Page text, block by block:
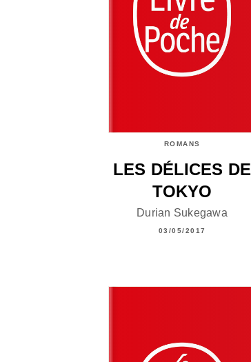
ROMANS
LES DÉLICES DE
TOKYO
Durian Sukegawa
03/05/2017